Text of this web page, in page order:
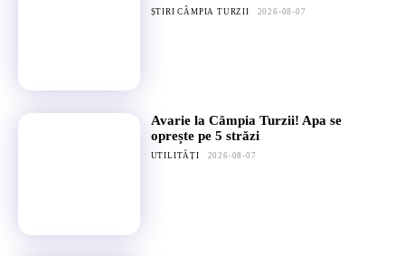
ȘTIRI CÂMPIA TURZII 2026-08-07
Avarie la Câmpia Turzii! Apa se
oprește pe 5 străzi
UTILITĂȚI 2026-08-07